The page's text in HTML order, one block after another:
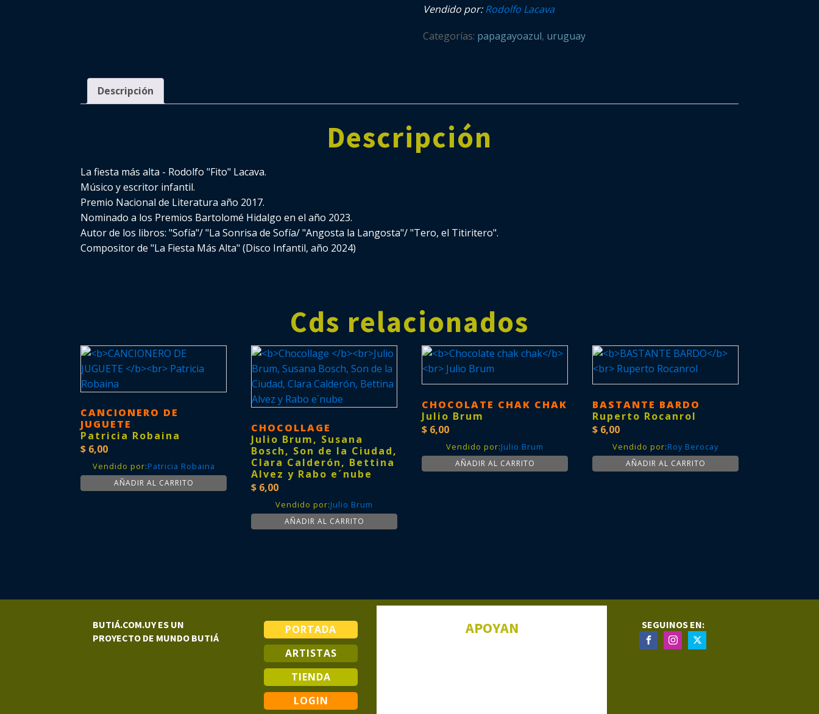
Lacava
Vendido por:Rodolfo Lacava
Categorías: papagayoazul, uruguay
Descripción
Descripción
La fiesta más alta - Rodolfo "Fito" Lacava.
Músico y escritor infantil.
Premio Nacional de Literatura año 2017.
Nominado a los Premios Bartolomé Hidalgo en el año 2023.
Autor de los libros: "Sofía"/ "La Sonrisa de Sofía/ "Angosta la Langosta"/ "Tero, el Titiritero".
Compositor de "La Fiesta Más Alta" (Disco Infantil, año 2024)
Cds relacionados
CANCIONERO DE
JUGUETE
Patricia Robaina
$ 6,00
Vendido por:Patricia Robaina
AÑADIR AL CARRITO
CHOCOLLAGE
Julio Brum, Susana
Bosch, Son de la Ciudad,
Clara Calderón, Bettina
Alvez y Rabo e´nube
$ 6,00
Vendido por:Julio Brum
AÑADIR AL CARRITO
CHOCOLATE CHAK CHAK
Julio Brum
$ 6,00
Vendido por:Julio Brum
AÑADIR AL CARRITO
BASTANTE BARDO
Ruperto Rocanrol
$ 6,00
Vendido por:Roy Berocay
AÑADIR AL CARRITO
BUTIÁ.COM.UY ES UN
PROYECTO DE MUNDO BUTIÁ
PORTADA
ARTISTAS
TIENDA
LOGIN
APOYAN SEGUINOS EN: